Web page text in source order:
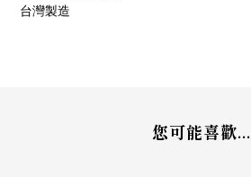
台灣製造
您可能喜歡...